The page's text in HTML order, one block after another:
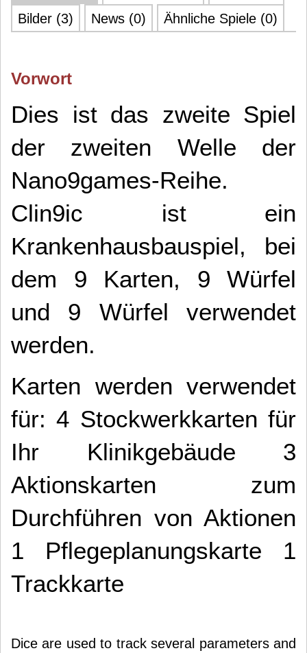
Bilder (3)
News (0) Ähnliche Spiele (0)
Vorwort
Dies ist das zweite Spiel
der zweiten Welle der
Nano9games-Reihe.
Clin9ic ist ein
Krankenhausbauspiel, bei
dem 9 Karten, 9 Würfel
und 9 Würfel verwendet
werden.
Karten werden verwendet
für: 4 Stockwerkkarten für
Ihr Klinikgebäude 3
Aktionskarten zum
Durchführen von Aktionen
1 Pflegeplanungskarte 1
Trackkarte
Dice are used to track several parameters and